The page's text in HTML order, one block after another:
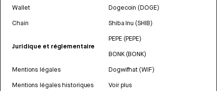
Wallet
Chain
Juridique et réglementaire
Mentions légales
Mentions légales historiques
Dogecoin (DOGE)
Shiba Inu (SHIB)
PEPE (PEPE)
BONK (BONK)
Dogwifhat (WIF)
Voir plus